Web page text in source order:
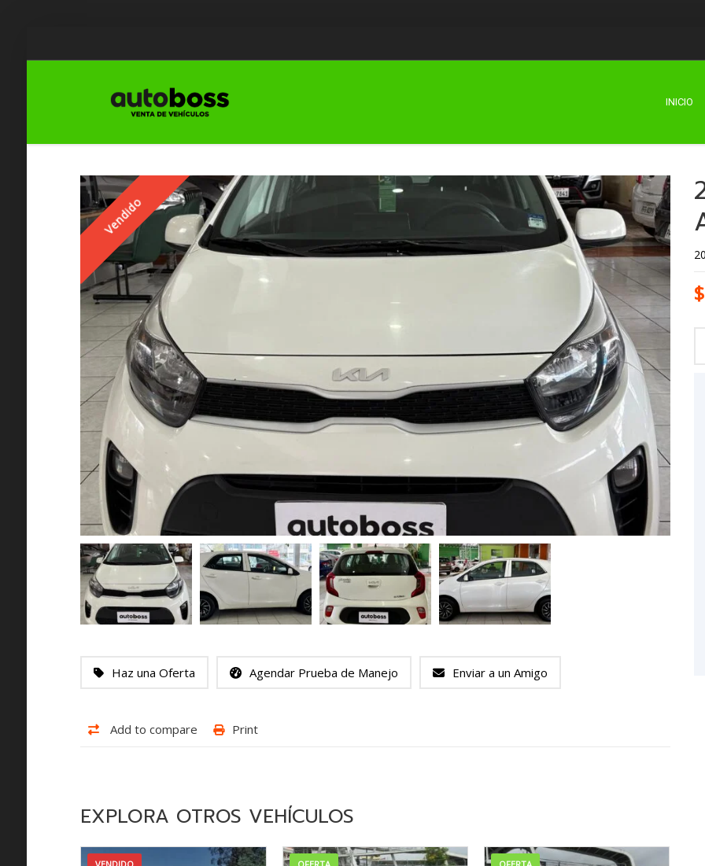
INICIO
Vendido
Haz una Oferta Agendar Prueba de Manejo Enviar a un Amigo
Add to compare Print
EXPLORA OTROS VEHÍCULOS
$